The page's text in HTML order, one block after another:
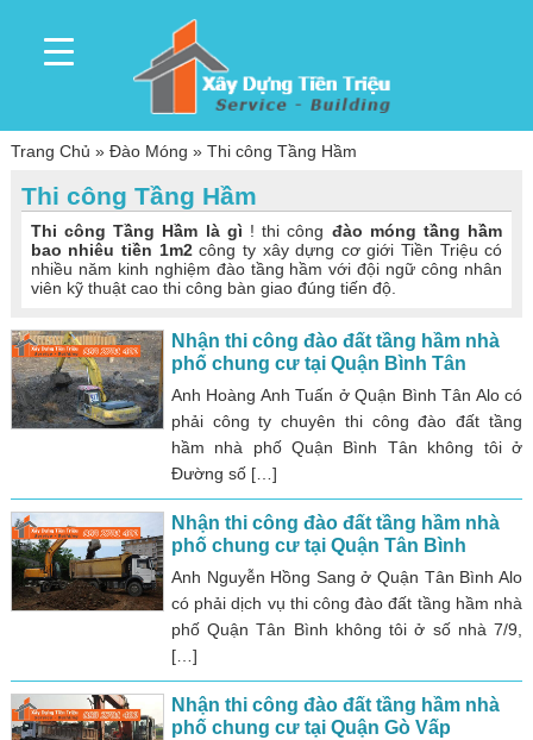
Trang Chủ » Đào Móng » Thi công Tầng Hầm
Thi công Tầng Hầm
Thi công Tầng Hầm là gì ! thi công đào móng tầng hầm
bao nhiêu tiền 1m2công ty xây dựng cơ giới Tiền Triệu có
nhiều năm kinh nghiệm đào tầng hầm với đội ngữ công nhân
viên kỹ thuật cao thi công bàn giao đúng tiến độ.
Nhận thi công đào đất tầng hầm nhà
phố chung cư tại Quận Bình Tân
Anh Hoàng Anh Tuấn ở Quận Bình Tân Alo có
phải công ty chuyên thi công đào đất tầng
hầm nhà phố Quận Bình Tân không tôi ở
Đường số […]
Nhận thi công đào đất tầng hầm nhà
phố chung cư tại Quận Tân Bình
Anh Nguyễn Hồng Sang ở Quận Tân Bình Alo
có phải dịch vụ thi công đào đất tầng hầm nhà
phố Quận Tân Bình không tôi ở số nhà 7/9,
[…]
Nhận thi công đào đất tầng hầm nhà
phố chung cư tại Quận Gò Vấp